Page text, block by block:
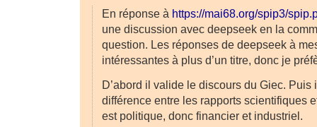
En réponse à https://mai68.org/spip3/
une discussion avec deepseek en la
question. Les réponses de deepseek à
intéressantes à plus d’un titre, donc je
D’abord il valide le discours du Giec.
différence entre les rapports scientifiques
est politique, donc financier et industriel.